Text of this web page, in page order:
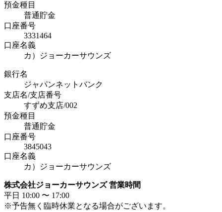
預金種目
普通貯金
口座番号
3331464
口座名義
カ）ジョーカーサウンズ
銀行名
ジャパンネットバンク
支店名/支店番号
すずめ支店/002
預金種目
普通貯金
口座番号
3845043
口座名義
カ）ジョーカーサウンズ
株式会社ジョーカーサウンズ 営業時間
平日 10:00 〜 17:00
※予告無く臨時休業となる場合がございます。